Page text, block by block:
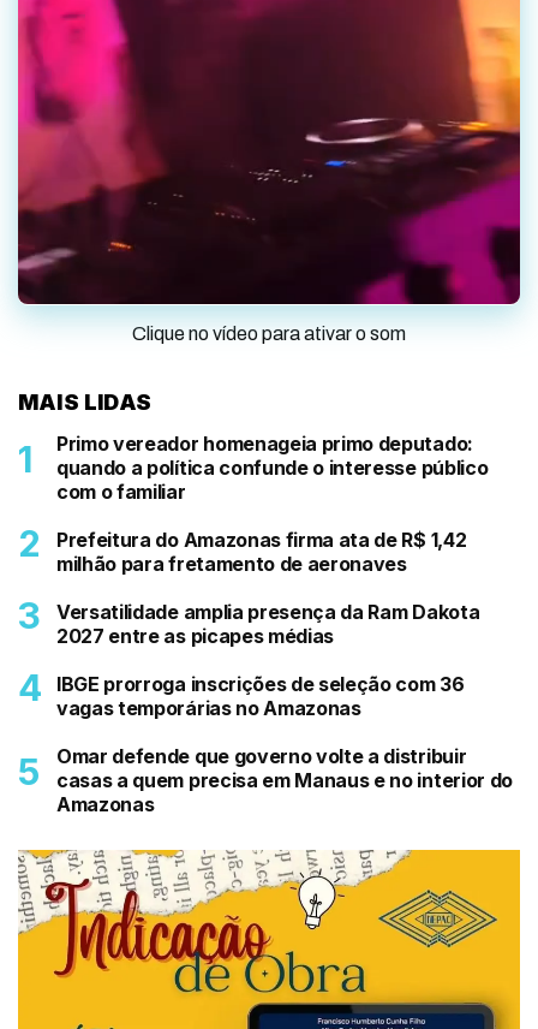
Clique no vídeo para ativar o som
MAIS LIDAS
Primo vereador homenageia primo deputado:
quando a política confunde o interesse público
com o familiar
Prefeitura do Amazonas firma ata de R$ 1,42
milhão para fretamento de aeronaves
Versatilidade amplia presença da Ram Dakota
2027 entre as picapes médias
IBGE prorroga inscrições de seleção com 36
vagas temporárias no Amazonas
Omar defende que governo volte a distribuir
casas a quem precisa em Manaus e no interior do
Amazonas